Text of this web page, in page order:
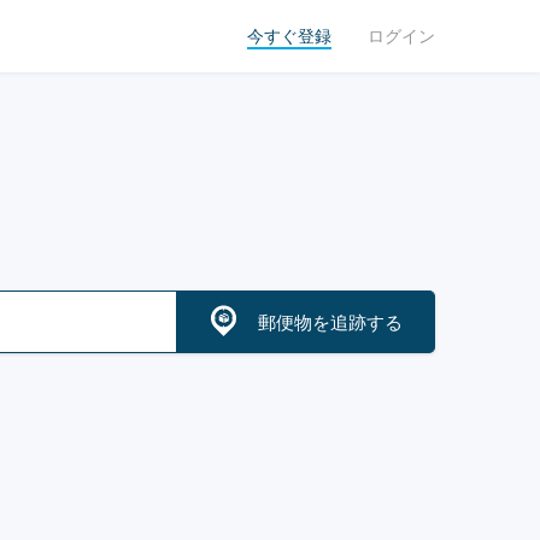
今すぐ登録 ログイン
郵便物を追跡する